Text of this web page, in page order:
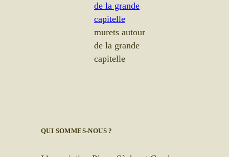
murets autour
de la grande
capitelle
QUI SOMMES-NOUS ?